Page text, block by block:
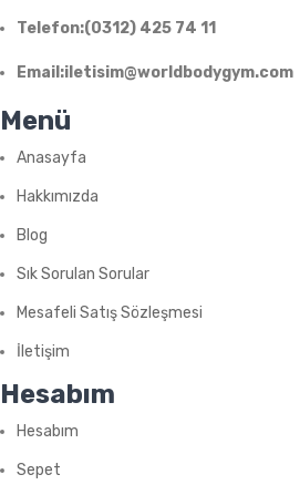
Telefon:(0312) 425 74 11
Email:iletisim@worldbodygym.com
Menü
Anasayfa
Hakkımızda
Blog
Sık Sorulan Sorular
Mesafeli Satış Sözleşmesi
İletişim
Hesabım
Hesabım
Sepet